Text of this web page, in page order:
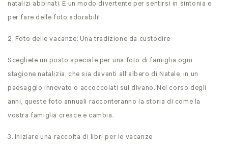
natalizi abbinati. È un modo divertente per sentirsi in sintonia e
per fare delle foto adorabili!
2. Foto delle vacanze: Una tradizione da custodire
Scegliete un posto speciale per una foto di famiglia ogni
stagione natalizia, che sia davanti all'albero di Natale, in un
paesaggio innevato o accoccolati sul divano. Nel corso degli
anni, queste foto annuali racconteranno la storia di come la
vostra famiglia cresce e cambia.
3. Iniziare una raccolta di libri per le vacanze